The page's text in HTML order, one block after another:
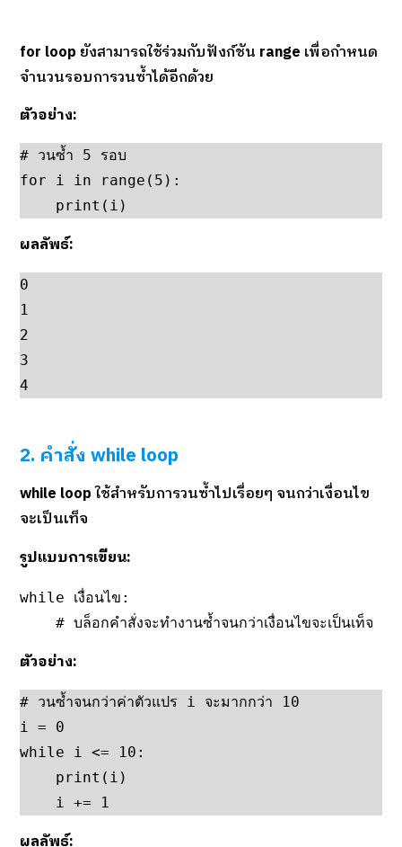
for loop ยังสามารถใช้ร่วมกับฟังก์ชัน range เพื่อกำหนด
จำนวนรอบการวนซ้ำได้อีกด้วย
ตัวอย่าง:
# วนซ้ำ 5 รอบ
for i in range(5):
    print(i)
ผลลัพธ์:
0
1
2
3
4
2. คำสั่ง while loop
while loopใช้สำหรับการวนซ้ำไปเรื่อยๆ จนกว่าเงื่อนไข
จะเป็นเท็จ
รูปแบบการเขียน:
while เงื่อนไข:
    # บล็อกคำสั่งจะทำงานซ้ำจนกว่าเงื่อนไขจะเป็นเท็จ
ตัวอย่าง:
# วนซ้ำจนกว่าค่าตัวแปร i จะมากกว่า 10
i = 0
while i <= 10:
    i += 1
ผลลัพธ์: